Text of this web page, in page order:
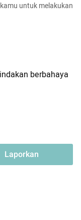
untuk melakukan
berbahaya
Laporkan